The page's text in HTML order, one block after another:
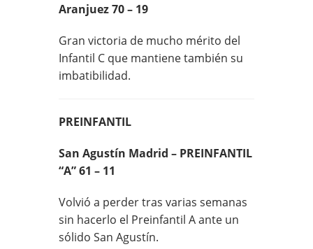
Aranjuez 70 – 19
Gran victoria de mucho mérito del
Infantil C que mantiene también su
imbatibilidad.
PREINFANTIL
San Agustín Madrid – PREINFANTIL
“A” 61 – 11
Volvió a perder tras varias semanas
sin hacerlo el Preinfantil A ante un
sólido San Agustín.